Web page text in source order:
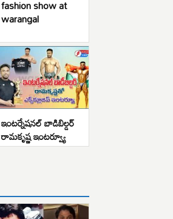
fashion show at
warangal
ఇంటర్నేషనల్ బాడిబిల్డర్
రామకృష్ణ ఇంటర్వ్యూ